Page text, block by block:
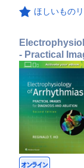
ほしいもの
- Practical